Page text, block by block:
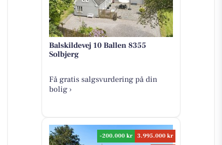
Balskildevej 10 Ballen 8355
Solbjerg
Få gratis salgsvurdering på din
bolig ›
-200.000 kr
3.995.000 kr